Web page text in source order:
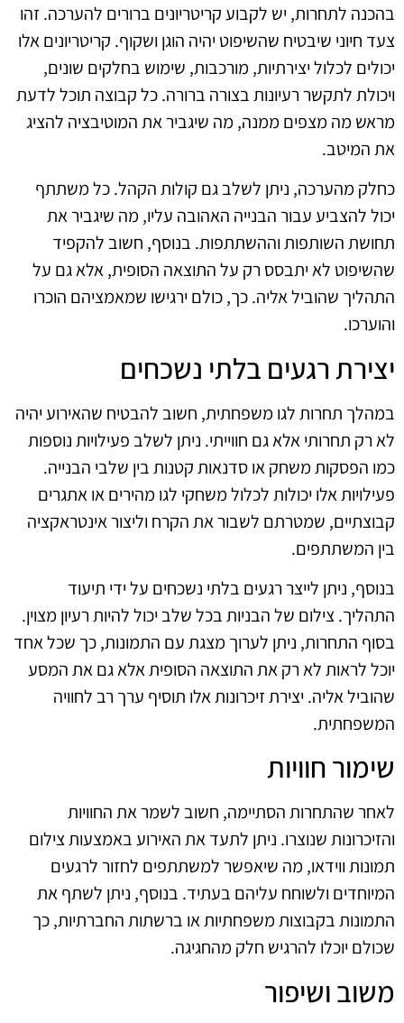
בהכנה לתחרות, יש לקבוע קריטריונים ברורים להערכה. זהו
צעד חיוני שיבטיח שהשיפוט יהיה הוגן ושקוף. קריטריונים אלו
יכולים לכלול יצירתיות, מורכבות, שימוש בחלקים שונים,
ויכולת לתקשר רעיונות בצורה ברורה. כל קבוצה תוכל לדעת
מראש מה מצפים ממנה, מה שיגביר את המוטיבציה להציג
את המיטב.
כחלק מהערכה, ניתן לשלב גם קולות הקהל. כל משתתף
יכול להצביע עבור הבנייה האהובה עליו, מה שיגביר את
תחושת השותפות וההשתתפות. בנוסף, חשוב להקפיד
שהשיפוט לא יתבסס רק על התוצאה הסופית, אלא גם על
התהליך שהוביל אליה. כך, כולם ירגישו שמאמציהם הוכרו
והוערכו.
יצירת רגעים בלתי נשכחים
במהלך תחרות לגו משפחתית, חשוב להבטיח שהאירוע יהיה
לא רק תחרותי אלא גם חווייתי. ניתן לשלב פעילויות נוספות
כמו הפסקות משחק או סדנאות קטנות בין שלבי הבנייה.
פעילויות אלו יכולות לכלול משחקי לגו מהירים או אתגרים
קבוצתיים, שמטרתם לשבור את הקרח וליצור אינטראקציה
בין המשתתפים.
בנוסף, ניתן לייצר רגעים בלתי נשכחים על ידי תיעוד
התהליך. צילום של הבניות בכל שלב יכול להיות רעיון מצוין.
בסוף התחרות, ניתן לערוך מצגת עם התמונות, כך שכל אחד
יוכל לראות לא רק את התוצאה הסופית אלא גם את המסע
שהוביל אליה. יצירת זיכרונות אלו תוסיף ערך רב לחוויה
המשפחתית.
שימור חוויות
לאחר שהתחרות הסתיימה, חשוב לשמר את החוויות
והזיכרונות שנוצרו. ניתן לתעד את האירוע באמצעות צילום
תמונות ווידאו, מה שיאפשר למשתתפים לחזור לרגעים
המיוחדים ולשוחח עליהם בעתיד. בנוסף, ניתן לשתף את
התמונות בקבוצות משפחתיות או ברשתות החברתיות, כך
שכולם יוכלו להרגיש חלק מהחגיגה.
משוב ושיפור